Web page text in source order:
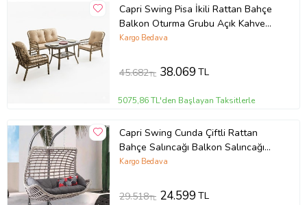
Capri Swing Pisa İkili Rattan Bahçe
Balkon Oturma Grubu Açık Kahve
753 (Kahverengi)
Kargo Bedava
45.682TL 38.069TL
5075,86 TL'den Başlayan Taksitlerle
Capri Swing Cunda Çiftli Rattan
Bahçe Salıncağı Balkon Salıncağı
(Camel)
Kargo Bedava
29.518TL 24.599TL